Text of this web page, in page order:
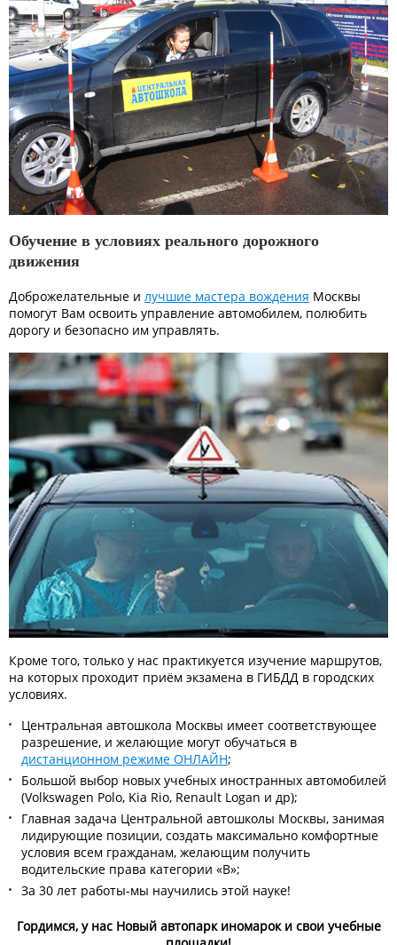
Обучение в условиях реального дорожного
движения
Доброжелательные и лучшие мастера вождения Москвы
помогут Вам освоить управление автомобилем, полюбить
дорогу и безопасно им управлять.
Кроме того, только у нас практикуется изучение маршрутов,
на которых проходит приём экзамена в ГИБДД в городских
условиях.
Центральная автошкола Москвы имеет соответствующее
разрешение, и желающие могут обучаться в
дистанционном режиме ОНЛАЙН;
Большой выбор новых учебных иностранных автомобилей
(Volkswagen Polo, Kia Rio, Renault Logan и др);
Главная задача Центральной автошколы Москвы, занимая
лидирующие позиции, создать максимально комфортные
условия всем гражданам, желающим получить
водительские права категории «В»;
За 30 лет работы-мы научились этой науке!
Гордимся, у нас Новый автопарк иномарок и свои учебные